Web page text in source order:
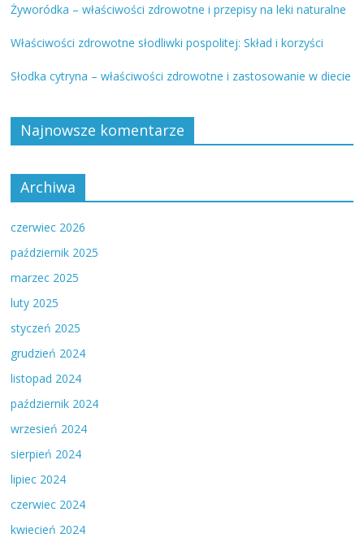
Żyworódka – właściwości zdrowotne i przepisy na leki naturalne
Właściwości zdrowotne słodliwki pospolitej: Skład i korzyści
Słodka cytryna – właściwości zdrowotne i zastosowanie w diecie
Najnowsze komentarze
Archiwa
czerwiec 2026
październik 2025
marzec 2025
luty 2025
styczeń 2025
grudzień 2024
listopad 2024
październik 2024
wrzesień 2024
sierpień 2024
lipiec 2024
czerwiec 2024
kwiecień 2024